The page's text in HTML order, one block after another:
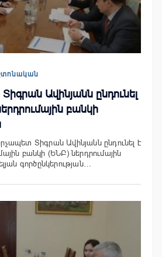
Ավինյանն ընդունել
բանկի
Տիգրան Ավինյանն ընդունել է
բանկի (ԵՆԲ) ներդրումային
գործընկերության…